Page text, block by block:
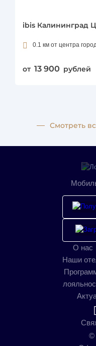
ibis Калининград
0.1 км от центра
от 13 900 рублей
Смотреть
О нас
Наши
©